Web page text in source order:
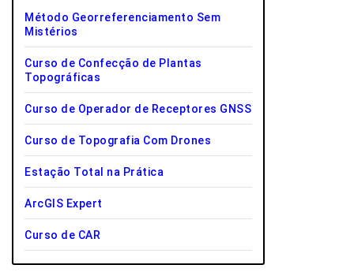
Método Georreferenciamento Sem
Mistérios
Curso de Confecção de Plantas
Topográficas
Curso de Operador de Receptores GNSS
Curso de Topografia Com Drones
Estação Total na Prática
ArcGIS Expert
Curso de CAR